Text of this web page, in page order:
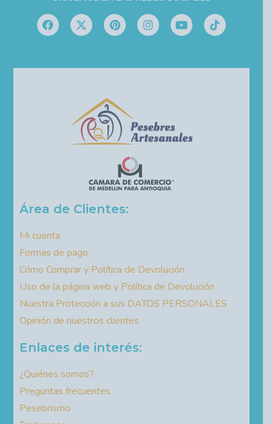
Área de Clientes:
Mi cuenta
Formas de pago
Cómo Comprar y Política de Devolución
Uso de la página web y Política de Devolución
Nuestra Protección a sus DATOS PERSONALES
Opinión de nuestros clientes
Enlaces de interés:
¿Quiénes somos?
Preguntas frecuentes
Pesebrismo